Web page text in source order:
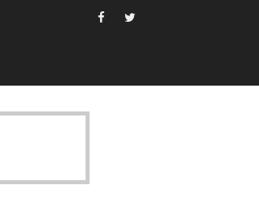
Ángela Martínez fue 5ª en 10km
5 orazos para Chiara Pellacani,